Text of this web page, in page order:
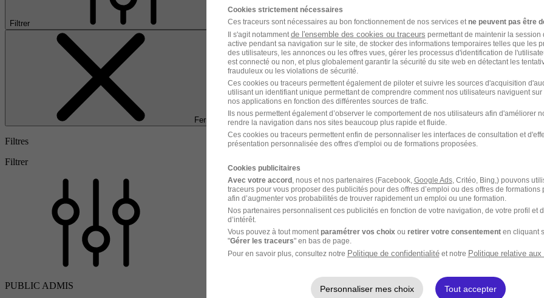
Filtrer
Fermer
Filtres
Filtrer
PUBLIC ADMIS
Cookies strictement nécessaires
Ces traceurs sont nécessaires au bon fonctionnement de nos services et ne peuvent pas être
Il s'agit notamment de l'ensemble des cookies ou traceurs permettant de maintenir la session
active pendant sa navigation sur le site, de stocker des informations temporaires telles que les
des utilisateurs, les annonces ou les offres vues, gérer les processus d'identification de
est connecté ou non, et plus globalement garantir la sécurité du site web en détectant les
frauduleux ou les violations de sécurité.
Ces cookies ou traceurs permettent également de piloter et suivre les sources d'acquisition
utilisant un identifiant unique permettant de comprendre comment nos utilisateurs naviguent sur
nos applications en fonction des différentes sources de trafic.
Ils nous permettent également d’observer le comportement de nos utilisateurs afin d'améliorer
rendre la navigation dans nos sites beaucoup plus rapide et fluide.
Ces cookies ou traceurs permettent enfin de personnaliser les interfaces de consultation et
présentation personnalisée des offres d'emploi ou de formations proposées.
Cookies publicitaires
Avec votre accord, nous et nos partenaires (Facebook, Google Ads, Critéo, Bing,) pouvons
traceurs pour vous proposer des publicités pour des offres d’emploi ou des offres de formations
afin d’augmenter vos probabilités de trouver rapidement un emploi ou une formation.
Nos partenaires personnalisent ces publicités en fonction de votre navigation, de votre profil et
d’intérêt.
Vous pouvez à tout moment paramétrer vos choix ou retirer votre consentementen cliquant
"Gérer les traceurs" en bas de page.
Pour en savoir plus, consultez notre Politique de confidentialitéet notre Politique relative aux
Personnaliser mes choix Tout accepter